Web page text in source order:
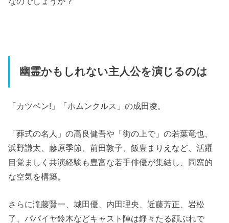
幽霊かもしれない主人公を演じるのは
「カツベン!」「ホムンクルス」の成田凌。
「葬式の名人」の高良健吾や「街の上で」の若葉竜也、
浜野謙太、藤原季節、前田敦子、飯豊まりえなど、活躍
目覚ましく共演経験も豊富な若手俳優が集結し、同窓的
な空気を構築。
さらに滝藤賢一、城田優、内田理央、近藤芳正、岩松
了、パパイヤ鈴木などキャスト陣は錚々たる顔ぶれで